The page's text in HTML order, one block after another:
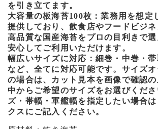
を引き立てます。
大容量の板海苔100枚：業務用を想定
提供しており、飲食店やフードビジネ
高品質な国産海苔をプロの目利きで選
安心してご利用いただけます。
幅広いサイズに対応：細巻・中巻・帯
など、全てに対応可能です。サイズ
の場合は、カット見本を画像で確認
中からご希望のサイズをお選びくだ
ズ・帯幅・軍艦幅を指定したい場合
クスにご記入ください。